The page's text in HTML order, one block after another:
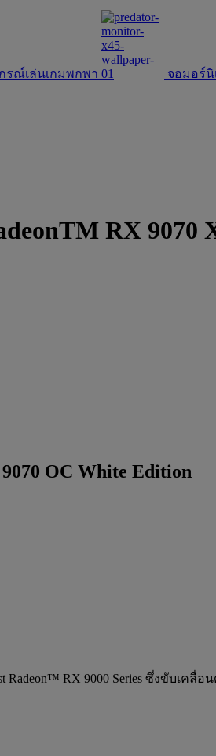
รณ์เล่นเกมพกพา จอมอร์นิ
RX 9070
OC White Edition
Radeon™ RX 9000 Series ซึ่งขับ